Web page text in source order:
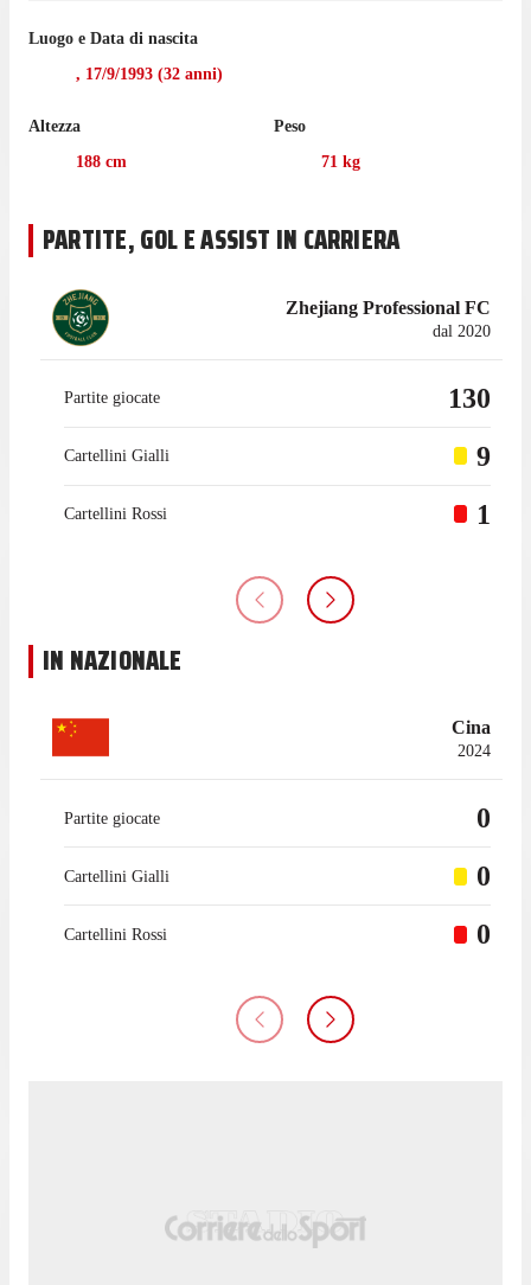
sconfitta per 2-1 contro Beijing Guoan, in cui ha giocato 90
minuti. Ha mantenuto 3 volte la porta inviolata in questa
La gara casalinga contro Wuhan Three Towns, l'8 agosto, sarà
la prossima sfida di Chinese Super League per Zhejiang.
ha collezionato 29 presenze, gare in cui ha mantenuto 6 volte la
porta inviolata.
Luogo e Data di nascita
, 17/9/1993 (32 anni)
Altezza
188 cm
Peso
71 kg
PARTITE, GOL E ASSIST IN CARRIERA
Zhejiang Professional FC
dal 2020
Partite giocate 130
Cartellini Gialli 9
Cartellini Rossi 1
IN NAZIONALE
Cina
2024
Partite giocate 0
Cartellini Gialli 0
Cartellini Rossi 0